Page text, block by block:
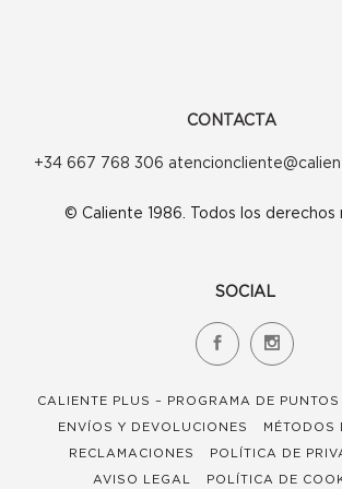
CONTACTA
+34 667 768 306
© Caliente 1986. Todos los derechos
SOCIAL
CALIENTE PLUS – PROGRAMA DE PUNTOS
ENVÍOS Y DEVOLUCIONES
MÉTODOS
RECLAMACIONES
POLÍTICA DE
AVISO LEGAL
POLÍTICA DE